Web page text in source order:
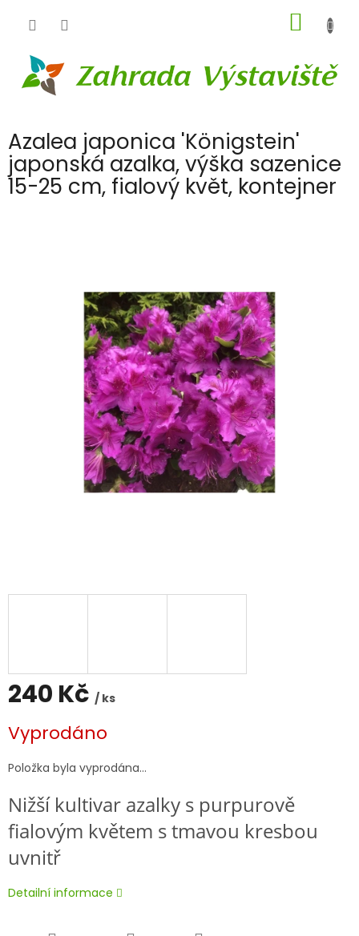
KOŠÍK
Azalea japonica 'Königstein'
japonská azalka, výška sazenice
15-25 cm, fialový květ, kontejner
240 Kč / ks
cena:
Vyprodáno
Položka byla vyprodána…
Nižší kultivar azalky s purpurově
fialovým květem s tmavou kresbou
uvnitř
Detailní informace